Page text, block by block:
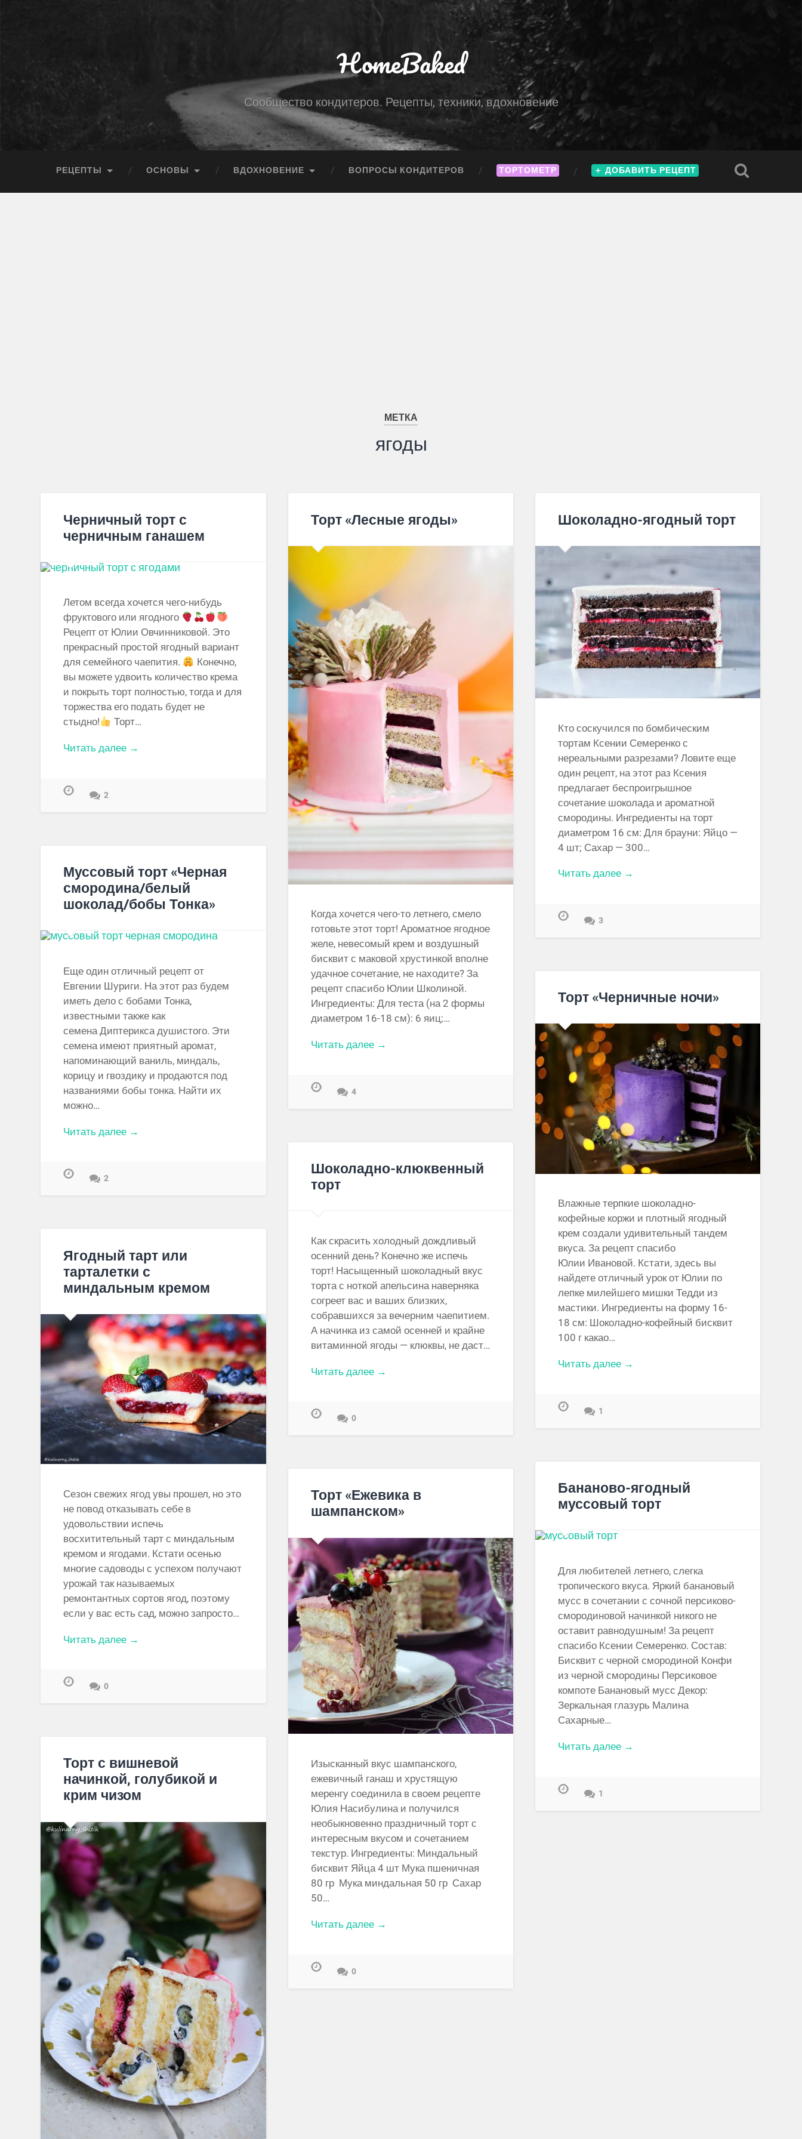
HomeBaked
Сообщество кондитеров. Рецепты, техники, вдохновение
РЕЦЕПТЫ ОСНОВЫ ВДОХНОВЕНИЕ ВОПРОСЫ КОНДИТЕРОВ ТОРТОМЕТР ＋ ДОБАВИТЬ РЕЦЕПТ
МЕТКА
ягоды
Черничный торт с
черничным ганашем
Летом всегда хочется чего-нибудь
фруктового или ягодного
Рецепт от Юлии Овчинниковой. Это
прекрасный простой ягодный вариант
для семейного чаепития.
Конечно,
вы можете удвоить количество крема
и покрыть торт полностью, тогда и для
торжества его подать будет не
стыдно!
Торт…
Читать далее →
2
Торт «Лесные ягоды»
Когда хочется чего-то летнего, смело
готовьте этот торт! Ароматное ягодное
желе, невесомый крем и воздушный
бисквит с маковой хрустинкой вполне
удачное сочетание, не находите? За
рецепт спасибо Юлии Школиной.
Ингредиенты: Для теста (на 2 формы
диаметром 16-18 см): 6 яиц;…
Читать далее →
4
Шоколадно-ягодный торт
Кто соскучился по бомбическим
тортам Ксении Семеренко с
нереальными разрезами? Ловите еще
один рецепт, на этот раз Ксения
предлагает беспроигрышное
сочетание шоколада и ароматной
смородины. Ингредиенты на торт
диаметром 16 см: Для брауни: Яйцо —
4 шт; Сахар — 300…
Читать далее →
3
Муссовый торт «Черная
смородина/белый
шоколад/бобы Тонка»
Еще один отличный рецепт от
Евгении Шуриги. На этот раз будем
иметь дело с бобами Тонка,
известными также как
семена Диптерикса душистого. Эти
семена имеют приятный аромат,
напоминающий ваниль, миндаль,
корицу и гвоздику и продаются под
названиями бобы тонка. Найти их
можно…
Читать далее →
2
Торт «Черничные ночи»
Влажные терпкие шоколадно-
кофейные коржи и плотный ягодный
крем создали удивительный тандем
вкуса. За рецепт спасибо
Юлии Ивановой. Кстати, здесь вы
найдете отличный урок от Юлии по
лепке милейшего мишки Тедди из
мастики. Ингредиенты на форму 16-
18 см: Шоколадно-кофейный бисквит
100 г какао…
Читать далее →
1
Шоколадно-клюквенный
торт
Как скрасить холодный дождливый
осенний день? Конечно же испечь
торт! Насыщенный шоколадный вкус
торта с ноткой апельсина наверняка
согреет вас и ваших близких,
собравшихся за вечерним чаепитием.
А начинка из самой осенней и крайне
витаминной ягоды — клюквы, не даст…
Читать далее →
0
Ягодный тарт или
тарталетки с
миндальным кремом
Сезон свежих ягод увы прошел, но это
не повод отказывать себе в
удовольствии испечь
восхитительный тарт с миндальным
кремом и ягодами. Кстати осенью
многие садоводы с успехом получают
урожай так называемых
ремонтантных сортов ягод, поэтому
если у вас есть сад, можно запросто…
Читать далее →
0
Бананово-ягодный
муссовый торт
Для любителей летнего, слегка
тропического вкуса. Яркий банановый
мусс в сочетании с сочной персиково-
смородиновой начинкой никого не
оставит равнодушным! За рецепт
спасибо Ксении Семеренко. Состав:
Бисквит с черной смородиной Конфи
из черной смородины Персиковое
компоте Банановый мусс Декор:
Зеркальная глазурь Малина
Сахарные…
Читать далее →
1
Торт «Ежевика в
шампанском»
Изысканный вкус шампанского,
ежевичный ганаш и хрустящую
меренгу соединила в своем рецепте
Юлия Насибулина и получился
необыкновенно праздничный торт с
интересным вкусом и сочетанием
текстур. Ингредиенты: Миндальный
бисквит Яйца 4 шт Мука пшеничная
80 гр Мука миндальная 50 гр Сахар
50…
Читать далее →
0
Торт с вишневой
начинкой, голубикой и
крим чизом